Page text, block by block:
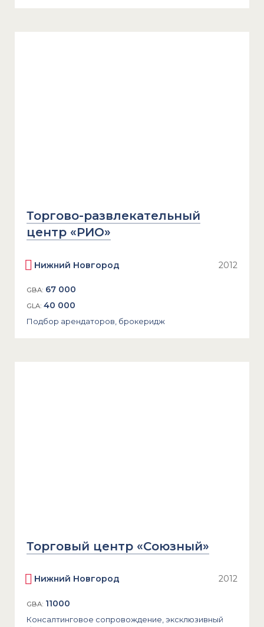
Торгово-развлекательный
центр «РИО»
Нижний Новгород 2012
GBA: 67 000
GLA: 40 000
Подбор арендаторов, брокеридж
Торговый центр «Союзный»
Нижний Новгород 2012
GBA: 11000
Консалтинговое сопровождение, эксклюзивный